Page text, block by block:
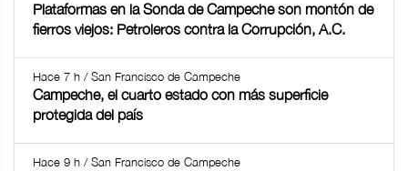
Plataformas en la Sonda de Campeche son montón de
fierros viejos: Petroleros contra la Corrupción, A.C.
Hace 7 h / San Francisco de Campeche
Campeche, el cuarto estado con más superficie
protegida del país
Hace 9 h / San Francisco de Campeche